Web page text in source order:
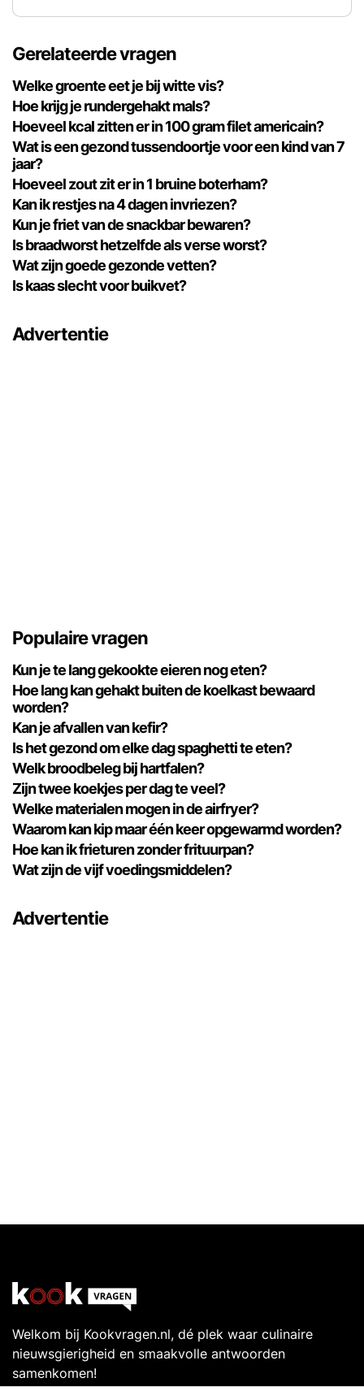
Gerelateerde vragen
Welke groente eet je bij witte vis?
Hoe krijg je rundergehakt mals?
Hoeveel kcal zitten er in 100 gram filet americain?
Wat is een gezond tussendoortje voor een kind van 7
jaar?
Hoeveel zout zit er in 1 bruine boterham?
Kan ik restjes na 4 dagen invriezen?
Kun je friet van de snackbar bewaren?
Is braadworst hetzelfde als verse worst?
Wat zijn goede gezonde vetten?
Is kaas slecht voor buikvet?
Advertentie
Populaire vragen
Kun je te lang gekookte eieren nog eten?
Hoe lang kan gehakt buiten de koelkast bewaard
worden?
Kan je afvallen van kefir?
Is het gezond om elke dag spaghetti te eten?
Welk broodbeleg bij hartfalen?
Zijn twee koekjes per dag te veel?
Welke materialen mogen in de airfryer?
Waarom kan kip maar één keer opgewarmd worden?
Hoe kan ik frieturen zonder frituurpan?
Wat zijn de vijf voedingsmiddelen?
Advertentie
Welkom bij Kookvragen.nl, dé plek waar culinaire
nieuwsgierigheid en smaakvolle antwoorden
samenkomen!